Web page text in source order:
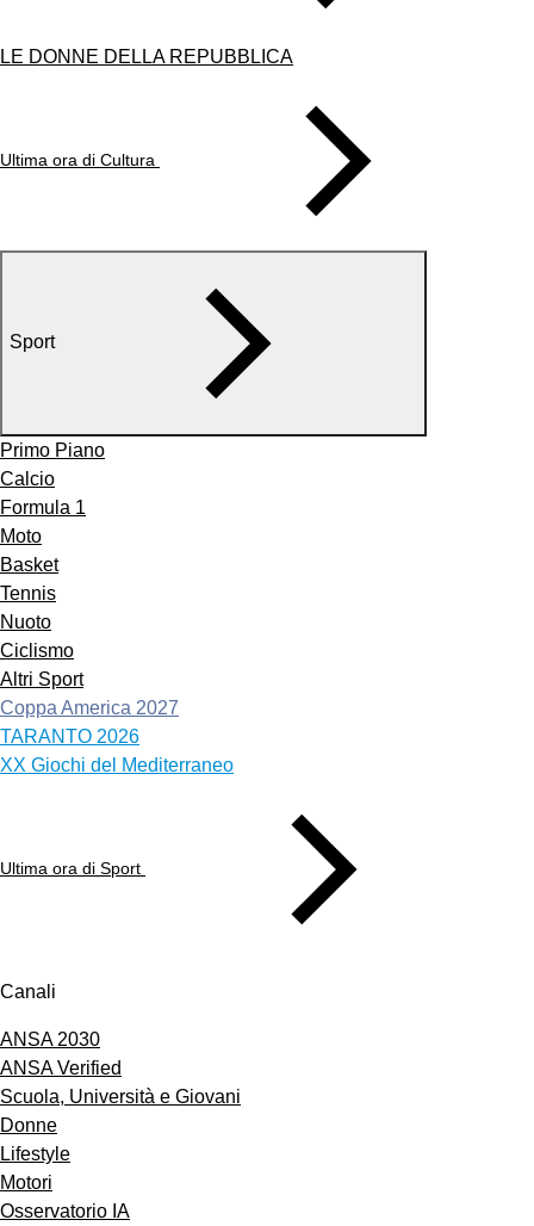
LE DONNE DELLA REPUBBLICA
Ultima ora di Cultura
Sport
Primo Piano
Calcio
Formula 1
Moto
Basket
Tennis
Nuoto
Ciclismo
Altri Sport
Coppa America 2027
TARANTO 2026
XX Giochi del Mediterraneo
Ultima ora di Sport
Canali
ANSA 2030
ANSA Verified
Scuola, Università e Giovani
Donne
Lifestyle
Motori
Osservatorio IA